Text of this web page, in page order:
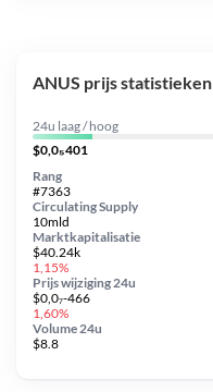
ANUS prijs statistieken
24u laag / hoog
$0,0₅401
Circulating Supply
10mld
Prijs wijziging24u
$0,0₇-466
1,60%
Marktkapitalisatie
$40.24k
1,15%
Volume 24u
$8.8
Rang
#7363